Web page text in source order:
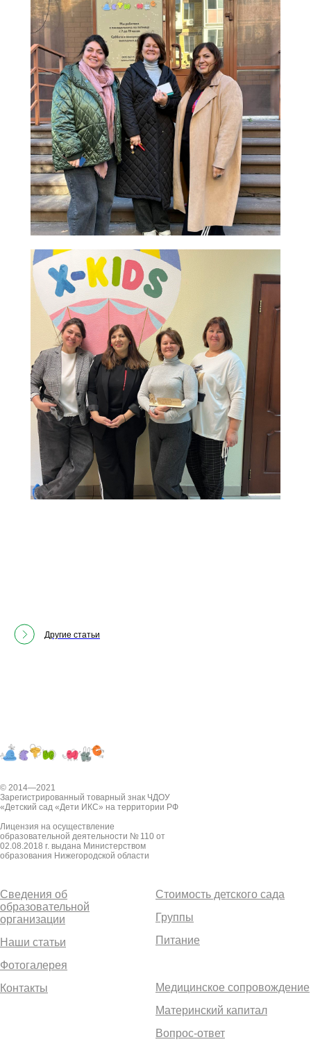
Другие статьи
© 2014—2021
Зарегистрированный товарный знак ЧДОУ
«Детский сад «Дети ИКС» на территории РФ
Лицензия на осуществление
образовательной деятельности № 110 от
02.08.2018 г. выдана Министерством
образования Нижегородской области
Сведения об
образовательной
организации
Наши статьи
Фотогалерея
Контакты
Стоимость детского сада
Группы
Питание
Медицинское сопровождение
Материнский капитал
Вопрос-ответ